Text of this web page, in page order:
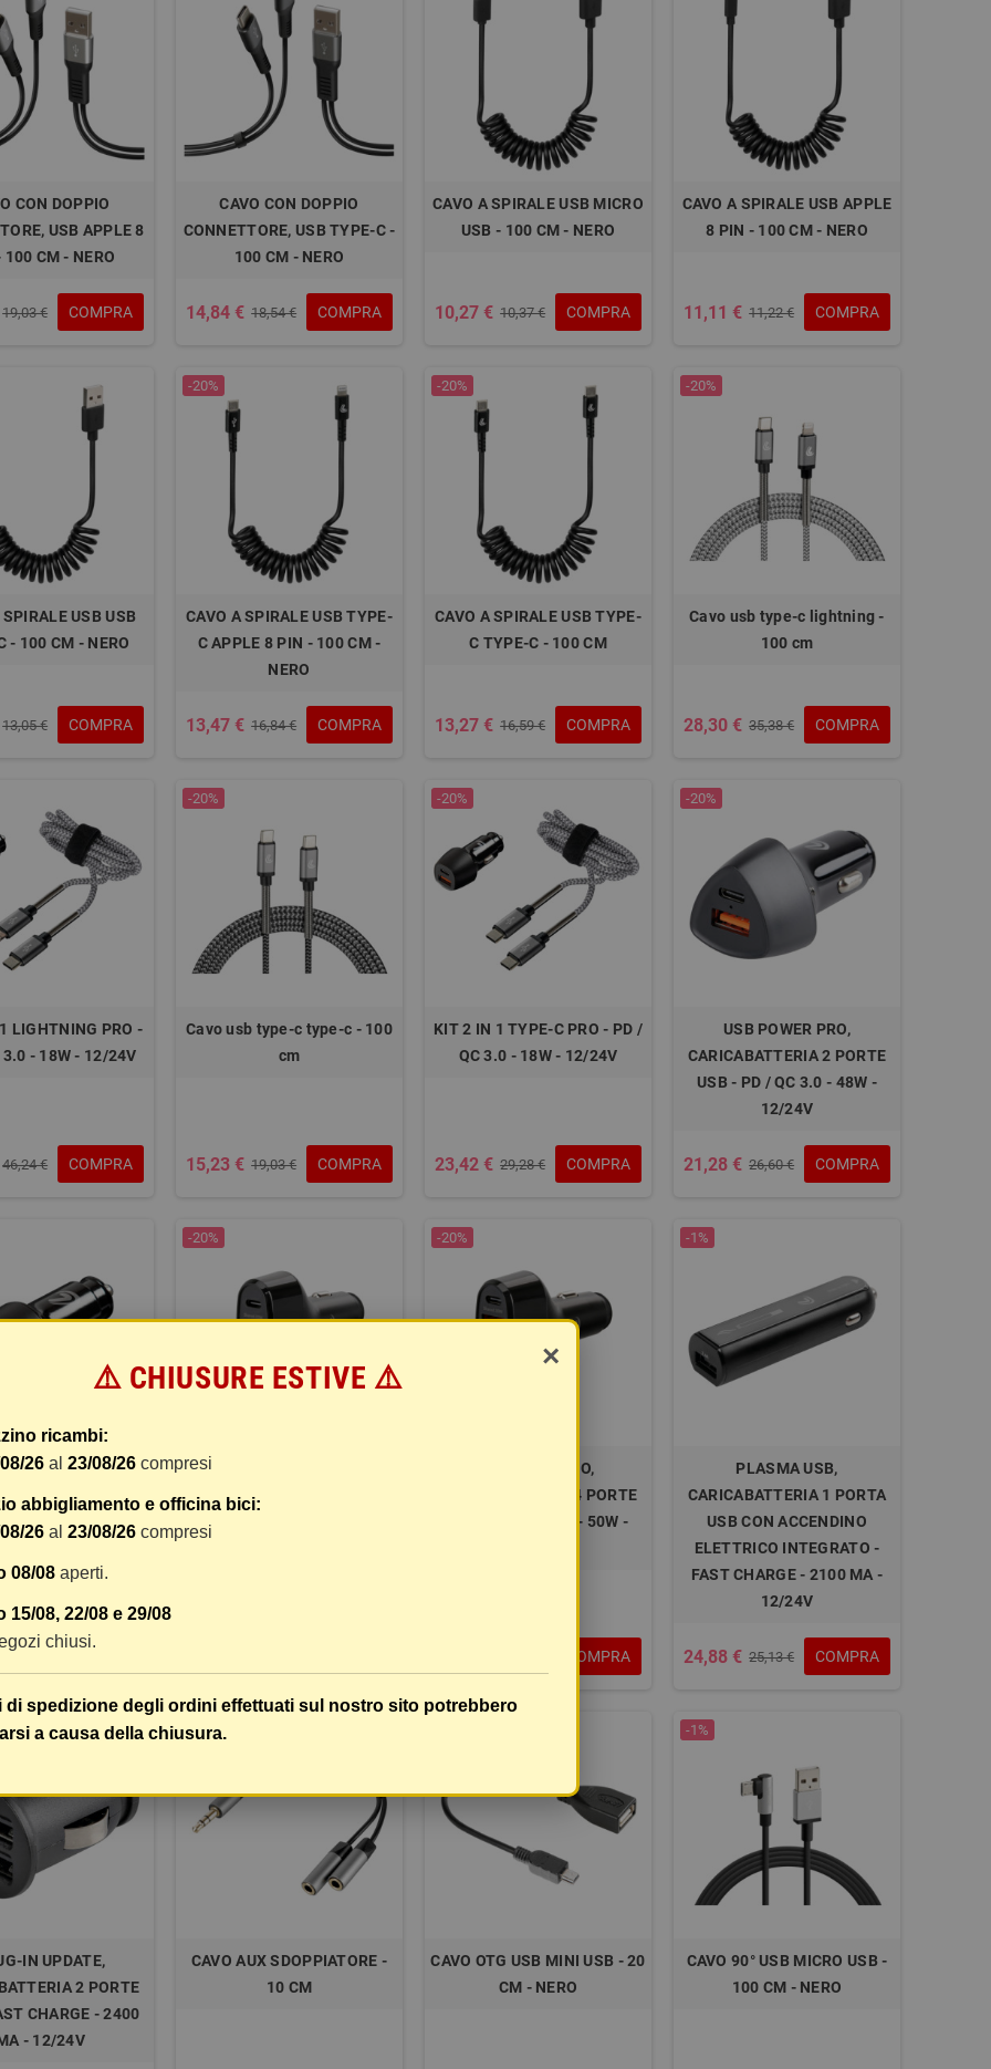
CON DOPPIO
USB APPLE 8
100 CM - NERO
19,03 € COMPRA
CAVO CON DOPPIO
CONNETTORE, USB TYPE-C -
100 CM - NERO
14,84 € 18,54 € COMPRA
CAVO A SPIRALE USB MICRO
USB - 100 CM - NERO
10,27 € 10,37 € COMPRA
CAVO A SPIRALE USB APPLE
8 PIN - 100 CM - NERO
11,11 € 11,22 € COMPRA
SPIRALE USB USB
- 100 CM - NERO
13,05 € COMPRA
-20%
CAVO A SPIRALE USB TYPE-
C APPLE 8 PIN - 100 CM -
NERO
13,47 € 16,84 € COMPRA
-20%
CAVO A SPIRALE USB TYPE-
C TYPE-C - 100 CM
13,27 € 16,59 € COMPRA
-20%
Cavo usb type-c lightning -
100 cm
28,30 € 35,38 € COMPRA
LIGHTNING PRO -
3.0 - 18W - 12/24V
46,24 € COMPRA
-20%
Cavo usb type-c type-c - 100
cm
15,23 € 19,03 € COMPRA
-20%
KIT 2 IN 1 TYPE-C PRO - PD /
QC 3.0 - 18W - 12/24V
23,42 € 29,28 € COMPRA
-20%
USB POWER PRO,
CARICABATTERIA 2 PORTE
USB - PD / QC 3.0 - 48W -
12/24V
21,28 € 26,60 € COMPRA
POWER TEC,
2 PORTE
/ QC 3.0 - 18W -
20,74 €
-20%
CARICABATTERIA 3 PORTE
USB - PD / QC 3.0 - 40W -
-20%
ROCKET 4 PRO,
CARICABATTERIA 4 PORTE
USB - PD / QC 3.0 - 50W -
COMPRA
-1%
PLASMA USB,
CARICABATTERIA 1 PORTA
USB CON ACCENDINO
ELETTRICO INTEGRATO -
FAST CHARGE - 2100 MA -
12/24V
24,88 € 25,13 € COMPRA
IN UPDATE,
2 PORTE
CHARGE - 2400
- 12/24V
-20%
CAVO AUX SDOPPIATORE -
10 CM
CAVO OTG USB MINI USB - 20
CM - NERO
-1%
CAVO 90° USB MICRO USB -
100 CM - NERO
×
⚠️ CHIUSURE ESTIVE ⚠️
ricambi:
26 al 23/08/26 compresi
abbigliamento e officina bici:
26 al 23/08/26 compresi
08/08 aperti.
15/08, 22/08 e 29/08
chiusi.
di spedizione degli ordini effettuati sul nostro sito potrebbero
a causa della chiusura.